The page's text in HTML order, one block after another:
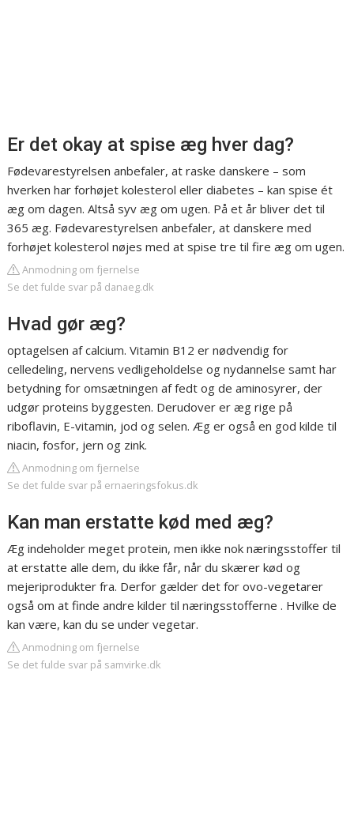
Er det okay at spise æg hver dag?
Fødevarestyrelsen anbefaler, at raske danskere – som
hverken har forhøjet kolesterol eller diabetes – kan spise ét
æg om dagen. Altså syv æg om ugen. På et år bliver det til
365 æg. Fødevarestyrelsen anbefaler, at danskere med
forhøjet kolesterol nøjes med at spise tre til fire æg om ugen.
Anmodning om fjernelse
Se det fulde svar på danaeg.dk
Hvad gør æg?
optagelsen af calcium. Vitamin B12 er nødvendig for
celledeling, nervens vedligeholdelse og nydannelse samt har
betydning for omsætningen af fedt og de aminosyrer, der
udgør proteins byggesten. Derudover er æg rige på
riboflavin, E-vitamin, jod og selen. Æg er også en god kilde til
niacin, fosfor, jern og zink.
Anmodning om fjernelse
Se det fulde svar på ernaeringsfokus.dk
Kan man erstatte kød med æg?
Æg indeholder meget protein, men ikke nok næringsstoffer til
at erstatte alle dem, du ikke får, når du skærer kød og
mejeriprodukter fra. Derfor gælder det for ovo-vegetarer
også om at finde andre kilder til næringsstofferne . Hvilke de
kan være, kan du se under vegetar.
Anmodning om fjernelse
Se det fulde svar på samvirke.dk